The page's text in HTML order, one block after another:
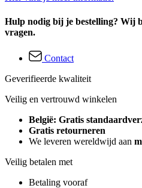
Hulp nodig bij je bestelling? Wij
vragen.
Contact
Geverifieerde kwaliteit
Veilig en vertrouwd winkelen
België: Gratis
Gratis retourneren
We leveren wereldwijd aan
Veilig betalen met
Betaling vooraf